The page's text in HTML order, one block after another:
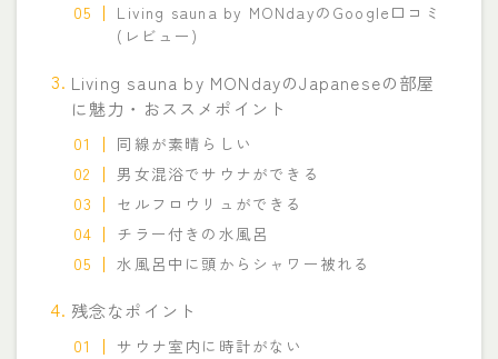
Living sauna by MONdayのGoogle口コミ
(レビュー)
Living sauna by MONdayのJapaneseの部屋
に魅力・おススメポイント
同線が素晴らしい
男女混浴でサウナができる
セルフロウリュができる
チラー付きの水風呂
水風呂中に頭からシャワー被れる
残念なポイント
サウナ室内に時計がない